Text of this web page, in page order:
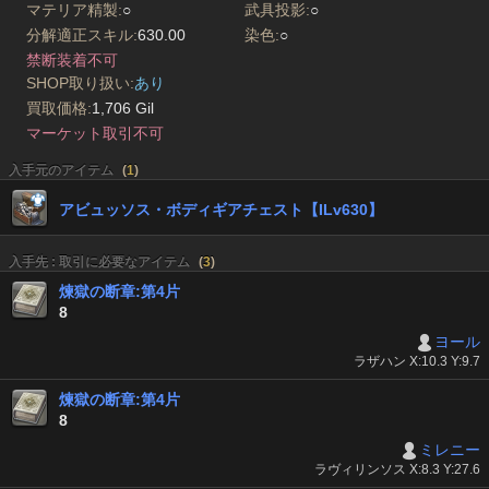
マテリア精製:○ 武具投影:○
分解適正スキル:630.00 染色:○
禁断装着不可
SHOP取り扱い:あり
買取価格:1,706 Gil
マーケット取引不可
入手元のアイテム (1)
アビュッソス・ボディギアチェスト【ILv630】
入手先 : 取引に必要なアイテム (3)
煉獄の断章:第4片
8
ヨール
ラザハン X:10.3 Y:9.7
煉獄の断章:第4片
8
ミレニー
ラヴィリンソス X:8.3 Y:27.6